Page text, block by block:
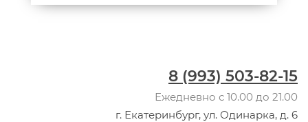
8 (993) 503-82-15
Ежедневно с 10.00 до 21.00
г. Екатеринбург, ул. Одинарка, д. 6